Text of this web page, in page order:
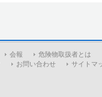
会報
危険物取扱者とは
お問い合わせ サイトマ